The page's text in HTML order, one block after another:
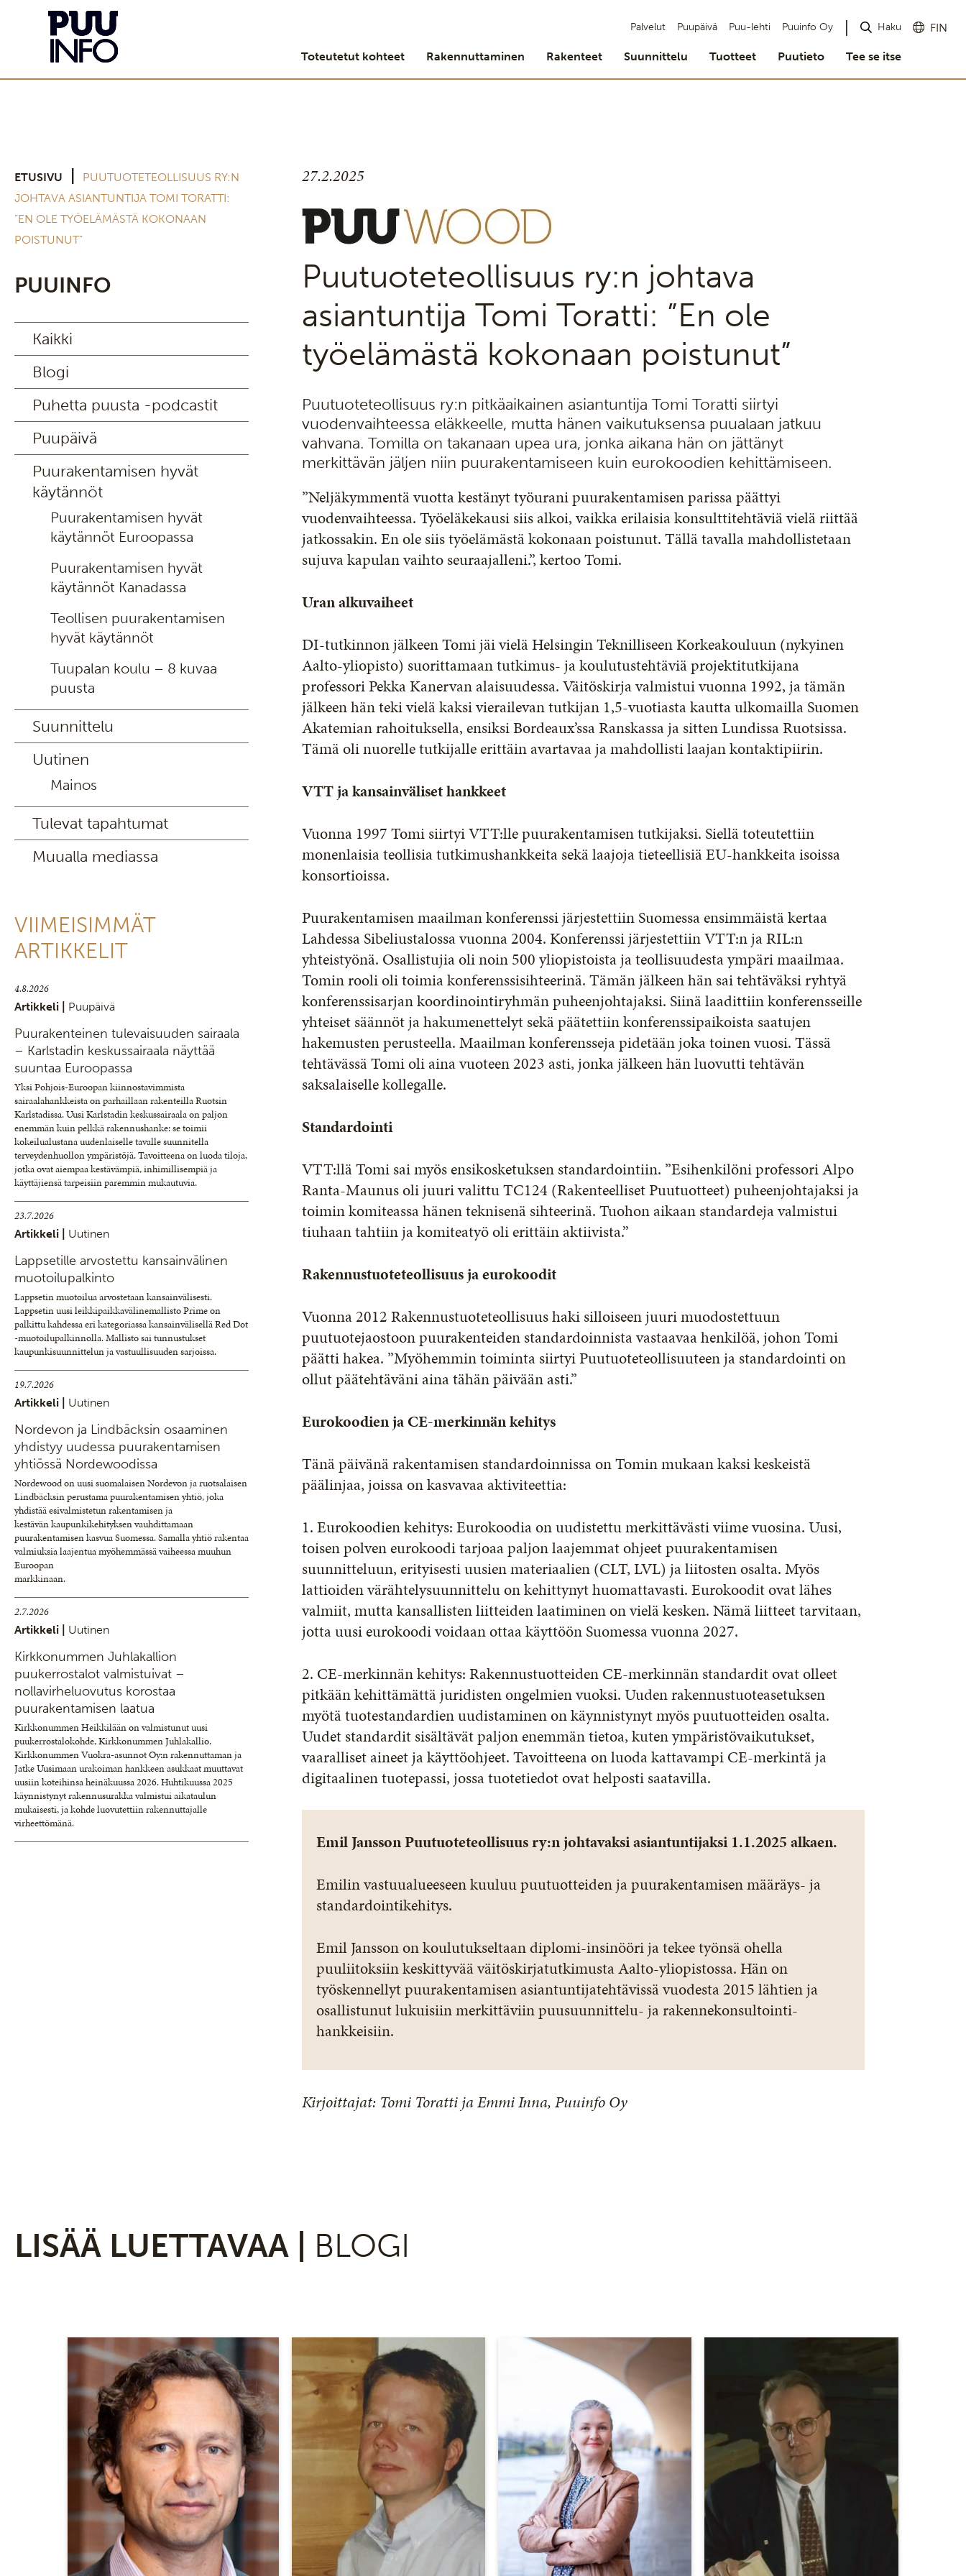
Palvelut Puupäivä Puu-lehti Puuinfo Oy Haku FIN
Toteutetut kohteet Rakennuttaminen Rakenteet Suunnittelu Tuotteet Puutieto Tee se itse
ETUSIVU
PUUTUOTETEOLLISUUS RY:N
JOHTAVA ASIANTUNTIJA TOMI TORATTI:
”EN OLE TYÖELÄMÄSTÄ KOKONAAN
POISTUNUT”
PUUINFO
Kaikki
Blogi
Puhetta puusta -podcastit
Puupäivä
Puurakentamisen hyvät
käytännöt
Puurakentamisen hyvät
käytännöt Euroopassa
Puurakentamisen hyvät
käytännöt Kanadassa
Teollisen puurakentamisen
hyvät käytännöt
Tuupalan koulu – 8 kuvaa
puusta
Suunnittelu
Uutinen
Mainos
Tulevat tapahtumat
Muualla mediassa
VIIMEISIMMÄT
ARTIKKELIT
4.8.2026
Artikkeli | Puupäivä
Puurakenteinen tulevaisuuden sairaala
– Karlstadin keskussairaala näyttää
suuntaa Euroopassa
Yksi Pohjois-Euroopan kiinnostavimmista
sairaalahankkeista on parhaillaan rakenteilla Ruotsin
Karlstadissa. Uusi Karlstadin keskussairaala on paljon
enemmän kuin pelkkä rakennushanke: se toimii
kokeilualustana uudenlaiselle tavalle suunnitella
terveydenhuollon ympäristöjä. Tavoitteena on luoda tiloja,
jotka ovat aiempaa kestävämpiä, inhimillisempiä ja
käyttäjiensä tarpeisiin paremmin mukautuvia.
23.7.2026
Artikkeli | Uutinen
Lappsetille arvostettu kansainvälinen
muotoilupalkinto
Lappsetin muotoilua arvostetaan kansainvälisesti.
Lappsetin uusi leikkipaikkavälinemallisto Prime on
palkittu kahdessa eri kategoriassa kansainvälisellä Red Dot
-muotoilupalkinnolla. Mallisto sai tunnustukset
kaupunkisuunnittelun ja vastuullisuuden sarjoissa.
19.7.2026
Artikkeli | Uutinen
Nordevon ja Lindbäcksin osaaminen
yhdistyy uudessa puurakentamisen
yhtiössä Nordewoodissa
Nordewood on uusi suomalaisen Nordevon ja ruotsalaisen
Lindbäcksin perustama puurakentamisen yhtiö, joka
yhdistää esivalmistetun rakentamisen ja
kestävän kaupunkikehityksen vauhdittamaan
puurakentamisen kasvua Suomessa. Samalla yhtiö rakentaa
valmiuksia laajentua myöhemmässä vaiheessa muuhun
Euroopan
markkinaan.
2.7.2026
Artikkeli | Uutinen
Kirkkonummen Juhlakallion
puukerrostalot valmistuivat –
nollavirheluovutus korostaa
puurakentamisen laatua
Kirkkonummen Heikkilään on valmistunut uusi
puukerrostalokohde, Kirkkonummen Juhlakallio.
Kirkkonummen Vuokra-asunnot Oy:n rakennuttaman ja
Jatke Uusimaan urakoiman hankkeen asukkaat muuttavat
uusiin koteihinsa heinäkuussa 2026. Huhtikuussa 2025
käynnistynyt rakennusurakka valmistui aikataulun
mukaisesti, ja kohde luovutettiin rakennuttajalle
virheettömänä.
27.2.2025
Puutuoteteollisuus ry:n johtava
asiantuntija Tomi Toratti: ”En ole
työelämästä kokonaan poistunut”
Puutuoteteollisuus ry:n pitkäaikainen asiantuntija Tomi Toratti siirtyi
vuodenvaihteessa eläkkeelle, mutta hänen vaikutuksensa puualaan jatkuu
vahvana. Tomilla on takanaan upea ura, jonka aikana hän on jättänyt
merkittävän jäljen niin puurakentamiseen kuin eurokoodien kehittämiseen.
”Neljäkymmentä vuotta kestänyt työurani puurakentamisen parissa päättyi
vuodenvaihteessa. Työeläkekausi siis alkoi, vaikka erilaisia konsulttitehtäviä vielä riittää
jatkossakin. En ole siis työelämästä kokonaan poistunut. Tällä tavalla mahdollistetaan
sujuva kapulan vaihto seuraajalleni.”, kertoo Tomi.
Uran alkuvaiheet
DI-tutkinnon jälkeen Tomi jäi vielä Helsingin Teknilliseen Korkeakouluun (nykyinen
Aalto-yliopisto) suorittamaan tutkimus- ja koulutustehtäviä projektitutkijana
professori Pekka Kanervan alaisuudessa. Väitöskirja valmistui vuonna 1992, ja tämän
jälkeen hän teki vielä kaksi vierailevan tutkijan 1,5-vuotiasta kautta ulkomailla Suomen
Akatemian rahoituksella, ensiksi Bordeaux’ssa Ranskassa ja sitten Lundissa Ruotsissa.
Tämä oli nuorelle tutkijalle erittäin avartavaa ja mahdollisti laajan kontaktipiirin.
VTT ja kansainväliset hankkeet
Vuonna 1997 Tomi siirtyi VTT:lle puurakentamisen tutkijaksi. Siellä toteutettiin
monenlaisia teollisia tutkimushankkeita sekä laajoja tieteellisiä EU-hankkeita isoissa
konsortioissa.
Puurakentamisen maailman konferenssi järjestettiin Suomessa ensimmäistä kertaa
Lahdessa Sibeliustalossa vuonna 2004. Konferenssi järjestettiin VTT:n ja RIL:n
yhteistyönä. Osallistujia oli noin 500 yliopistoista ja teollisuudesta ympäri maailmaa.
Tomin rooli oli toimia konferenssisihteerinä. Tämän jälkeen hän sai tehtäväksi ryhtyä
konferenssisarjan koordinointiryhmän puheenjohtajaksi. Siinä laadittiin konferensseille
yhteiset säännöt ja hakumenettelyt sekä päätettiin konferenssipaikoista saatujen
hakemusten perusteella. Maailman konferensseja pidetään joka toinen vuosi. Tässä
tehtävässä Tomi oli aina vuoteen 2023 asti, jonka jälkeen hän luovutti tehtävän
saksalaiselle kollegalle.
Standardointi
VTT:llä Tomi sai myös ensikosketuksen standardointiin. ”Esihenkilöni professori Alpo
Ranta-Maunus oli juuri valittu TC124 (Rakenteelliset Puutuotteet) puheenjohtajaksi ja
toimin komiteassa hänen teknisenä sihteerinä. Tuohon aikaan standardeja valmistui
tiuhaan tahtiin ja komiteatyö oli erittäin aktiivista.”
Rakennustuoteteollisuus ja eurokoodit
Vuonna 2012 Rakennustuoteteollisuus haki silloiseen juuri muodostettuun
puutuotejaostoon puurakenteiden standardoinnista vastaavaa henkilöä, johon Tomi
päätti hakea. ”Myöhemmin toiminta siirtyi Puutuoteteollisuuteen ja standardointi on
ollut päätehtäväni aina tähän päivään asti.”
Eurokoodien ja CE-merkinnän kehitys
Tänä päivänä rakentamisen standardoinnissa on Tomin mukaan kaksi keskeistä
päälinjaa, joissa on kasvavaa aktiviteettia:
1. Eurokoodien kehitys: Eurokoodia on uudistettu merkittävästi viime vuosina. Uusi,
toisen polven eurokoodi tarjoaa paljon laajemmat ohjeet puurakentamisen
suunnitteluun, erityisesti uusien materiaalien (CLT, LVL) ja liitosten osalta. Myös
lattioiden värähtelysuunnittelu on kehittynyt huomattavasti. Eurokoodit ovat lähes
valmiit, mutta kansallisten liitteiden laatiminen on vielä kesken. Nämä liitteet tarvitaan,
jotta uusi eurokoodi voidaan ottaa käyttöön Suomessa vuonna 2027.
2. CE-merkinnän kehitys: Rakennustuotteiden CE-merkinnän standardit ovat olleet
pitkään kehittämättä juridisten ongelmien vuoksi. Uuden rakennustuoteasetuksen
myötä tuotestandardien uudistaminen on käynnistynyt myös puutuotteiden osalta.
Uudet standardit sisältävät paljon enemmän tietoa, kuten ympäristövaikutukset,
vaaralliset aineet ja käyttöohjeet. Tavoitteena on luoda kattavampi CE-merkintä ja
digitaalinen tuotepassi, jossa tuotetiedot ovat helposti saatavilla.
Emil Jansson Puutuoteteollisuus ry:n johtavaksi asiantuntijaksi 1.1.2025 alkaen.
Emilin vastuualueeseen kuuluu puutuotteiden ja puurakentamisen määräys- ja
standardointikehitys.
Emil Jansson on koulutukseltaan diplomi-insinööri ja tekee työnsä ohella
puuliitoksiin keskittyvää väitöskirjatutkimusta Aalto-yliopistossa. Hän on
työskennellyt puurakentamisen asiantuntijatehtävissä vuodesta 2015 lähtien ja
osallistunut lukuisiin merkittäviin puusuunnittelu- ja rakennekonsultointi-
hankkeisiin.
Kirjoittajat: Tomi Toratti ja Emmi Inna, Puuinfo Oy
LISÄÄ LUETTAVAA | BLOGI